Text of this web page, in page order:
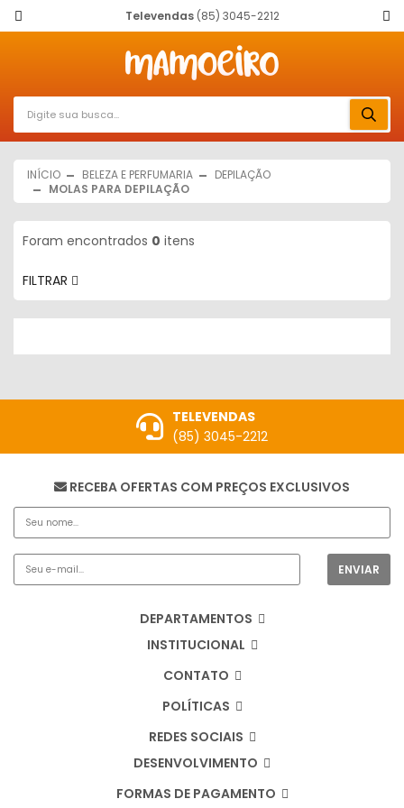
Televendas(85) 3045-2212
INÍCIO BELEZA E PERFUMARIA
DEPILAÇÃO
MOLAS PARA DEPILAÇÃO
Foram encontrados 0 itens
FILTRAR
TELEVENDAS
(85) 3045-2212
RECEBA OFERTAS COM PREÇOS EXCLUSIVOS
DEPARTAMENTOS
INSTITUCIONAL
CONTATO
POLÍTICAS
REDES SOCIAIS
DESENVOLVIMENTO
FORMAS DE PAGAMENTO